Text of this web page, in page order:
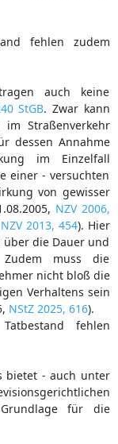
fehlen zudem
auch keine
StGB. Zwar kann
Straßenverkehr
dessen Annahme
im Einzelfall
einer - versuchten
von gewisser
NZV 2006,
NZV 2013, 454). Hier
die Dauer und
muss die
nicht bloß die
Verhaltens sein
NStZ 2025, 616).
fehlen
bietet - auch unter
für die